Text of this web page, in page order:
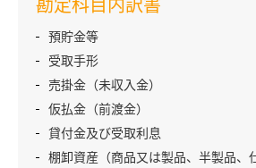
勘定科目内訳書
預貯金等
受取手形
売掛金（未収入金）
仮払金（前渡金）
貸付金及び受取利息
棚卸資産（商品又は製品、半製品、